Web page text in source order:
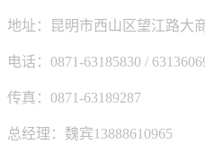
地址：昆明市西山区望江路大
电话：0871-63185830 /
传真：0871-63189287
总经理：魏宾13888610965